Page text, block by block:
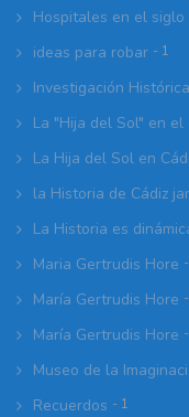
Hospitales en el siglo
ideas para robar - 1
Investigación Histórica
La "Hija del Sol" en el
La Hija del Sol en
la Historia de Cádiz
La Historia es
Maria Gertrudis Hore
María Gertrudis Hore
María Gertrudis Hore
Museo de la
Recuerdos - 1